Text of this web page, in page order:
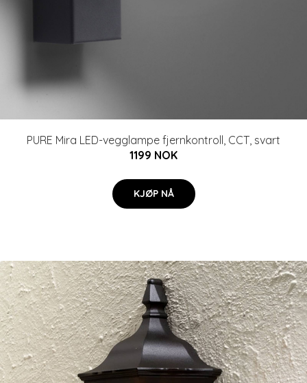
PURE Mira LED-vegglampe fjernkontroll, CCT, svart
1199 NOK
KJØP NÅ